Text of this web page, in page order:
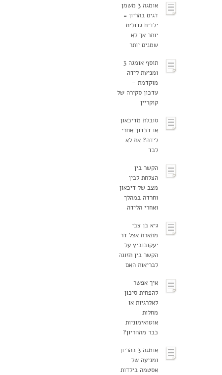
אומגה 3 משמן
דגים בהריון =
ילדים גדולים
יותר אך לא
שמנים יותר
תוסף אומגה 3
ומניעת לידה
מוקדמת –
עדכון סקירה של
קוקריין
סובלת מדיכאון
או דכדוך אחרי
לידה? את לא
לבד
הקשר בין
הצלחת לבין
מצב של דיכאון
וחרדה במהלך
ואחרי הלידה
גיא בן צבי
מתארח אצל דר
יעקובוביץ על
הקשר בין תזונה
לבריאות האם
איך אפשר
להפחית סיכון
לאלרגיות או
מחלות
אוטואימוניות
כבר מההריון?
אומגה 3 בהריון
ומניעה של
אסטמה בילדות